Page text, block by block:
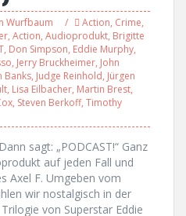
Wurfbaum Action, Crime,
, Action, Audioprodukt, Brigitte
, Don Simpson, Eddie Murphy,
, Jerry Bruckheimer, John
Banks, Judge Reinhold, Jürgen
, Lisa Eilbacher, Martin Brest,
, Steven Berkoff, Timothy
sagt: „PODCAST!“ Ganz
auf jeden Fall und
Axel F. Umgeben vom
wir nostalgisch in der
von Superstar Eddie